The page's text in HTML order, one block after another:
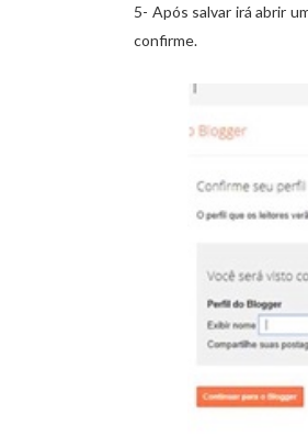
5- Após salvar irá abrir
confirme.